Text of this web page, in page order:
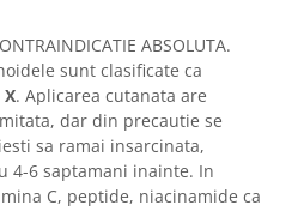
ABSOLUTA.
sunt clasificate ca
. Aplicarea cutanata are
dar din precautie se
sa ramai insarcinata,
4-6 saptamani inainte. In
C, peptide, niacinamide ca